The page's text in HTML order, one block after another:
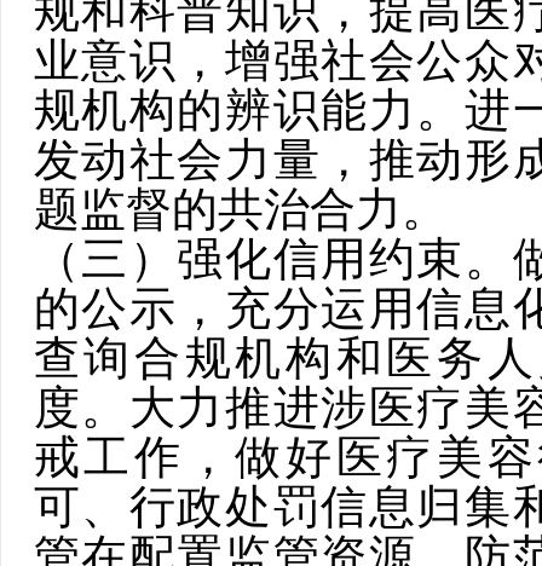
规和科普知识，提高医
业意识，增强社会公众
规机构的辨识能力。进
发动社会力量，推动形
题监督的共治合力。
（三）强化信用约束。
的公示，充分运用信息
查询合规机构和医务
度。 大力推进涉医疗美
戒工作，做好医疗美
可、行政处罚信息归集